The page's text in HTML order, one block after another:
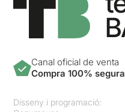
Canal oficial de venta
Compra 100% segura
Disseny i programació: